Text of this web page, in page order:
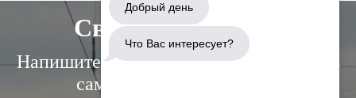
Свяжитесь с нами
Напишите нам, и мы свяжемся с вами в
самое ближайшее время:
Добрый день
Что Вас интересует?